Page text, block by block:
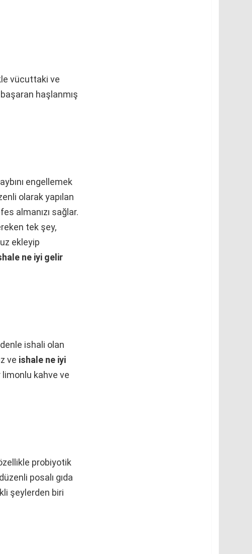
vücuttaki ve
haşlanmış
engellemek
olarak yapılan
almanızı sağlar.
tek şey,
ekleyip
ne iyi gelir
ishali olan
ve ishale ne iyi
limonlu kahve ve
probiyotik
posalı gıda
şeylerden biri